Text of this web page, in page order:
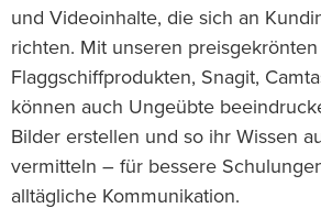
und Videoinhalte, die sich an
richten. Mit unseren preisgekrönten
Flaggschiffprodukten, Snagit,
können auch Ungeübte
Bilder erstellen und so ihr Wissen
vermitteln – für bessere
alltägliche Kommunikation.